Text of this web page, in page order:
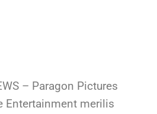
– Paragon Pictures
Entertainment merilis